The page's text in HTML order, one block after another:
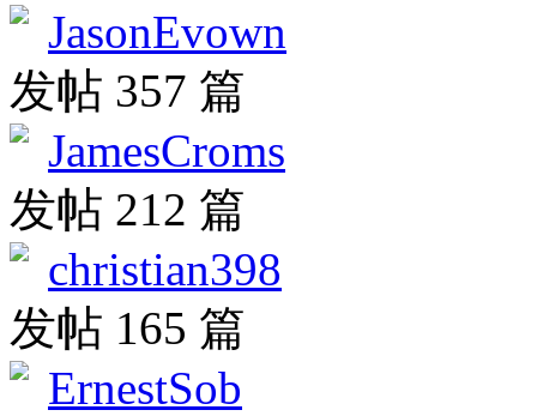
JasonEvown
发帖 357 篇
JamesCroms
发帖 212 篇
christian398
发帖 165 篇
ErnestSob